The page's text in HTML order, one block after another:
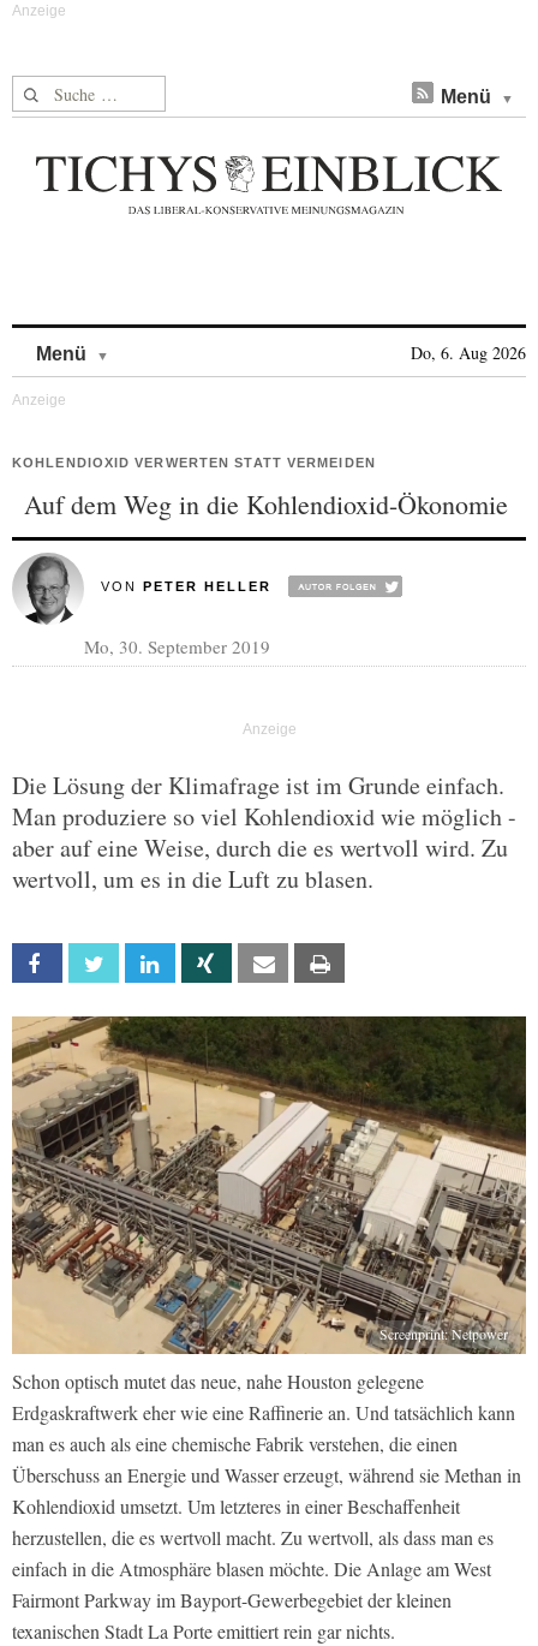
Suche nach: Menü
Menü Do, 6. Aug 2026
KOHLENDIOXID VERWERTEN STATT VERMEIDEN
Auf dem Weg in die Kohlendioxid-Ökonomie
VON PETER HELLER
Mo, 30. September 2019
Die Lösung der Klimafrage ist im Grunde einfach.
Man produziere so viel Kohlendioxid wie möglich -
aber auf eine Weise, durch die es wertvoll wird. Zu
wertvoll, um es in die Luft zu blasen.
Facebook Twitter Linkedin Xing Email
Screenprint: Netpower
Schon optisch mutet das neue, nahe Houston gelegene
Erdgaskraftwerk eher wie eine Raffinerie an. Und tatsächlich kann
man es auch als eine chemische Fabrik verstehen, die einen
Überschuss an Energie und Wasser erzeugt, während sie Methan in
Kohlendioxid umsetzt. Um letzteres in einer Beschaffenheit
herzustellen, die es wertvoll macht. Zu wertvoll, als dass man es
einfach in die Atmosphäre blasen möchte. Die Anlage am West
Fairmont Parkway im Bayport-Gewerbegebiet der kleinen
texanischen Stadt La Porte emittiert rein gar nichts.